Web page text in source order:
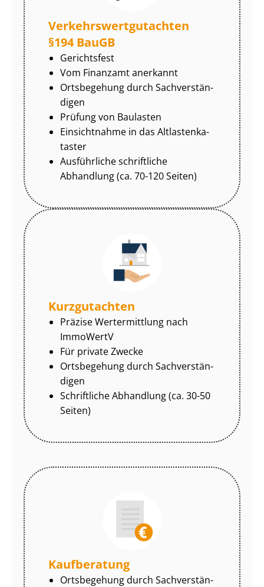
Ver­kehrs­wert­gut­ach­ten
§194 BauGB
Gerichtsfest
Vom Finanzamt anerkannt
Ortsbegehung durch Sach­ver­stän­
di­gen
Prüfung von Baulasten
Einsichtnahme in das Alt­las­ten­ka­
tas­ter
Ausführliche schriftliche
Abhandlung (ca. 70-120 Seiten)
Kurzgutachten
Präzise Wertermittlung nach
ImmoWertV
Für private Zwecke
Ortsbegehung durch Sach­ver­stän­
di­gen
Schriftliche Abhandlung (ca. 30-50
Seiten)
Kaufberatung
Ortsbegehung durch Sach­ver­stän­